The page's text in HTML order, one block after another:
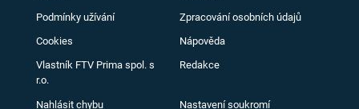
Podmínky užívání Zpracování osobních údajů
Cookies Nápověda
Vlastník FTV Prima spol. s
r.o.
Redakce
Nahlásit chybu Nastavení soukromí